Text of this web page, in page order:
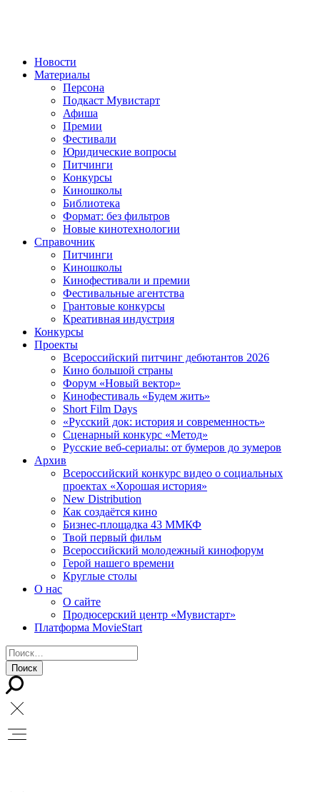
Новости
Материалы
Персона
Подкаст Мувистарт
Афиша
Премии
Фестивали
Юридические вопросы
Питчинги
Конкурсы
Киношколы
Библиотека
Формат: без фильтров
Новые кинотехнологии
Справочник
Питчинги
Киношколы
Кинофестивали и премии
Фестивальные агентства
Грантовые конкурсы
Креативная индустрия
Конкурсы
Проекты
Всероссийский питчинг дебютантов 2026
Кино большой страны
Форум «Новый вектор»
Кинофестиваль «Будем жить»
Short Film Days
«Русский док: история и современность»
Сценарный конкурс «Метод»
Русские веб-сериалы: от бумеров до зумеров
Архив
Всероссийский конкурс видео о социальных
проектах «Хорошая история»
New Distribution
Как создаётся кино
Бизнес-площадка 43 ММКФ
Твой первый фильм
Всероссийский молодежный кинофорум
Герой нашего времени
Круглые столы
О нас
О сайте
Продюсерский центр «Мувистарт»
Платформа MovieStart